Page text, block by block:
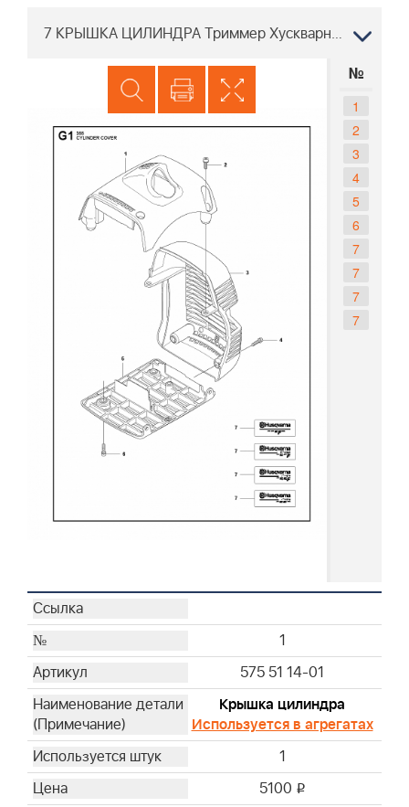
7 КРЫШКА ЦИЛИНДРА Триммер Хускварна 355 FX
№
1
2
3
4
5
6
7
7
7
7
1
575 51 14-01
Крышка цилиндра
Используется в агрегатах
1
5100 i